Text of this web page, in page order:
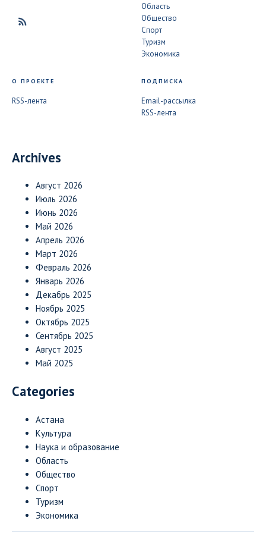
Область
Общество
Спорт
Туризм
Экономика
О ПРОЕКТЕ
RSS-лента
ПОДПИСКА
Email-рассылка
RSS-лента
Archives
Август 2026
Июль 2026
Июнь 2026
Май 2026
Апрель 2026
Март 2026
Февраль 2026
Январь 2026
Декабрь 2025
Ноябрь 2025
Октябрь 2025
Сентябрь 2025
Август 2025
Май 2025
Categories
Астана
Культура
Наука и образование
Область
Общество
Спорт
Туризм
Экономика